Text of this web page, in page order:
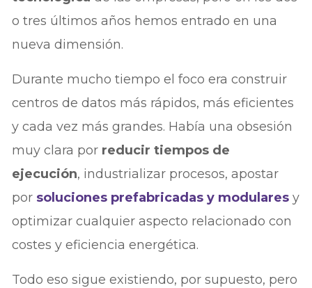
o tres últimos años hemos entrado en una
nueva dimensión.
Durante mucho tiempo el foco era construir
centros de datos más rápidos, más eficientes
y cada vez más grandes. Había una obsesión
muy clara por reducir tiempos de
ejecución, industrializar procesos, apostar
por soluciones prefabricadas y modularesy
optimizar cualquier aspecto relacionado con
costes y eficiencia energética.
Todo eso sigue existiendo, por supuesto, pero